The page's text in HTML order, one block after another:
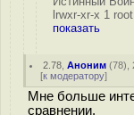
lrwxr-xr-x 1
показать
2.78 ,Аноним (78),
[к модератору]
Мне больше
сравнении.